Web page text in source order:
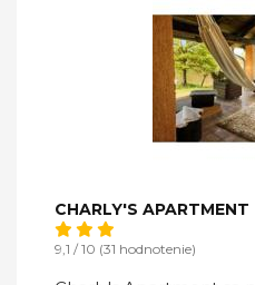
CHARLY'S APARTMENT
9,1 / 10 (31 hodnotenie)